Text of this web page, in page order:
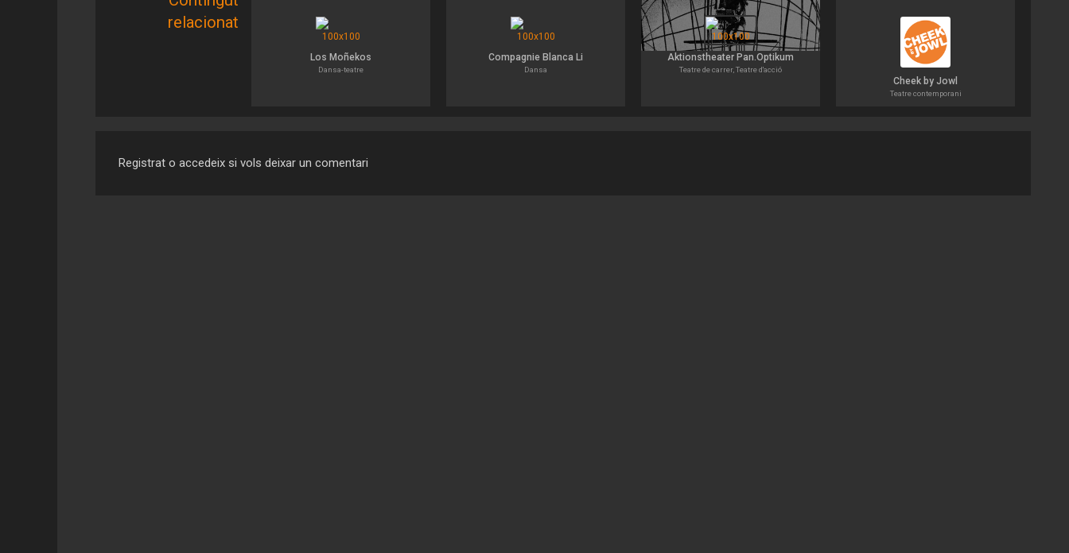
relacionat
Los Moñekos
Dansa-teatre
Compagnie Blanca Li
Dansa
Aktionstheater Pan.Optikum
Teatre de carrer, Teatre d'acció
Cheek by Jowl
Teatre contemporani
Registrat o accedeix si vols deixar un comentari